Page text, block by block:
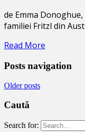
de Emma
familiei Fritzl din
Read More
Posts navigation
Older posts
Caută
Search for: